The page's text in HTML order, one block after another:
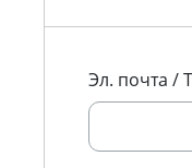
Эл. почта /